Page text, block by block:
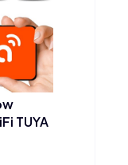
TUYA